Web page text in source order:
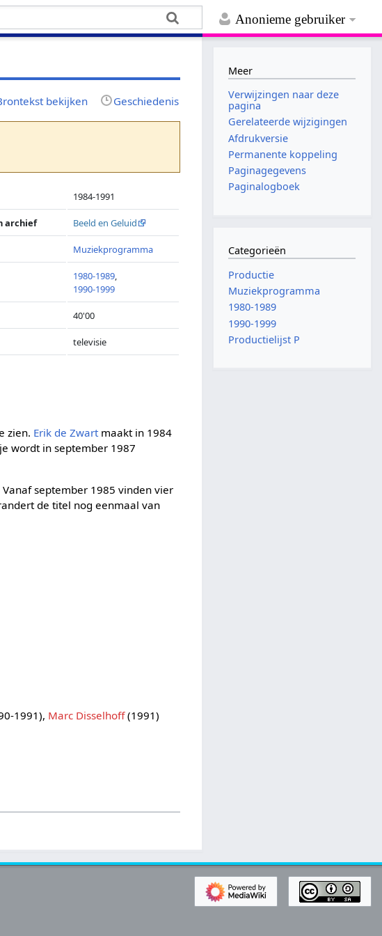
Anonieme gebruiker
bekijken Geschiedenis
1984-1991
archief Beeld en Geluid
Muziekprogramma
1980-1989,
1990-1999
40'00
televisie
zien. Erik de Zwartmaakt in 1984
wordt in september 1987
Vanaf september 1985 vinden vier
de titel nog eenmaal van
1991), Marc Disselhoff(1991)
Meer
Verwijzingen naar deze
pagina
Gerelateerde wijzigingen
Afdrukversie
Permanente koppeling
Paginagegevens
Paginalogboek
Categorieën
Productie
Muziekprogramma
1980-1989
1990-1999
Productielijst P